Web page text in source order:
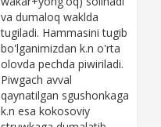
va dumaloq waklda
tugiladi. Hammasini tugib
bo'lganimizdan k.n o'rta
olovda pechda piwiriladi.
Piwgach avval
qaynatilgan sgushonkaga
k.n esa kokosoviy